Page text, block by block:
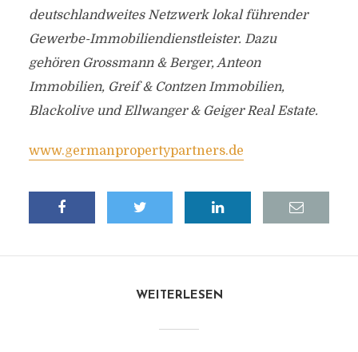
deutschlandweites Netzwerk lokal führender
Gewerbe-Immobiliendienstleister. Dazu
gehören Grossmann & Berger, Anteon
Immobilien, Greif & Contzen Immobilien,
Blackolive und Ellwanger & Geiger Real Estate.
www.germanpropertypartners.de
WEITERLESEN